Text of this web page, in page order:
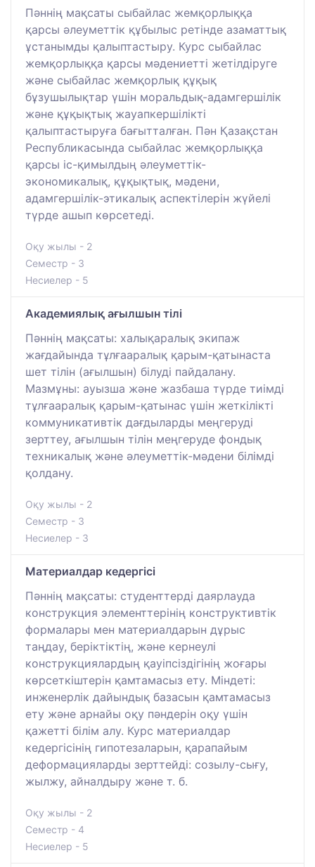
Пәннің мақсаты сыбайлас жемқорлыққа
қарсы әлеуметтік құбылыс ретінде азаматтық
ұстанымды қалыптастыру. Курс сыбайлас
жемқорлыққа қарсы мәдениетті жетілдіруге
және сыбайлас жемқорлық құқық
бұзушылықтар үшін моральдық-адамгершілік
және құқықтық жауапкершілікті
қалыптастыруға бағытталған. Пән Қазақстан
Республикасында сыбайлас жемқорлыққа
қарсы іс-қимылдың әлеуметтік-
экономикалық, құқықтық, мәдени,
адамгершілік-этикалық аспектілерін жүйелі
түрде ашып көрсетеді.
Оқу жылы - 2
Семестр - 3
Несиелер - 5
Академиялық ағылшын тілі
Пәннің мақсаты: халықаралық экипаж
жағдайында тұлғааралық қарым-қатынаста
шет тілін (ағылшын) білуді пайдалану.
Мазмұны: ауызша және жазбаша түрде тиімді
тұлғааралық қарым-қатынас үшін жеткілікті
коммуникативтік дағдыларды меңгеруді
зерттеу, ағылшын тілін меңгеруде фондық
техникалық және әлеуметтік-мәдени білімді
қолдану.
Оқу жылы - 2
Семестр - 3
Несиелер - 3
Материалдар кедергісі
Пәннің мақсаты: студенттерді даярлауда
конструкция элементтерінің конструктивтік
формалары мен материалдарын дұрыс
таңдау, беріктіктің, және кернеулі
конструкциялардың қауіпсіздігінің жоғары
көрсеткіштерін қамтамасыз ету. Міндеті:
инженерлік дайындық базасын қамтамасыз
ету және арнайы оқу пәндерін оқу үшін
қажетті білім алу. Курс материалдар
кедергісінің гипотезаларын, қарапайым
деформацияларды зерттейді: созылу-сығу,
жылжу, айналдыру және т. б.
Оқу жылы - 2
Семестр - 4
Несиелер - 5